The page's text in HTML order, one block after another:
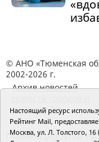
© АНО «Тюменская
2002-2026 г.
Архив новостей
районов ТО
Главный редактор
Настоящий ресурс
Рейтинг Mail,
Москва, ул. Л. Толстого,